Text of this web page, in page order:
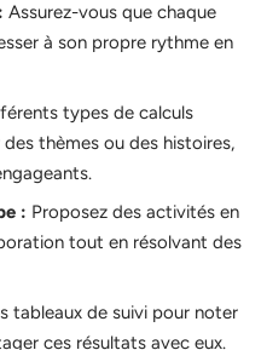
Assurez-vous que chaque
à son propre rythme en
types de calculs
thèmes ou des histoires,
: Proposez des activités en
tout en résolvant des
tableaux de suivi pour noter
ces résultats avec eux.